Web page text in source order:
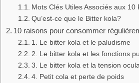
Mots Clés Utiles Associés aux
Qu’est-ce que le Bitter kola?
10 raisons pour consommer
1. Le bitter kola et le paludisme
2. Le bitter kola et les fonctions
3. Le bitter kola et la tension
4. Petit cola et perte de poids